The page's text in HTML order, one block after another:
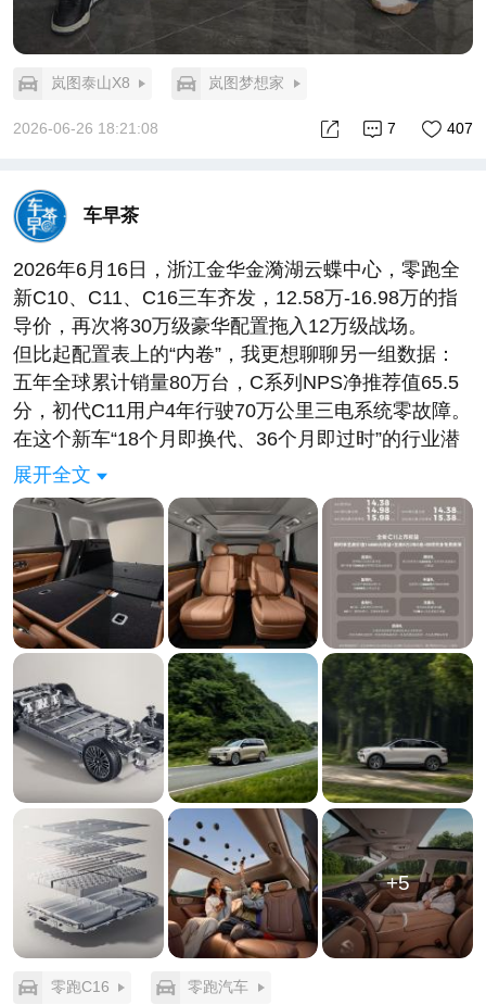
所以回到开头那个问题。
这届年轻人为什么不为面子交税了？因为他们算清了
这笔账：真正的面子，不是别人看你开什么车，而是
一台车，如果能在你下班累成狗的时候，用14点按摩
1330公里的底气；能在你突发状况时自己靠边停车、
呼叫救援——这台车给你的，不是“面子”，是随时可
这种确定性，比车标值钱多了。
而这，才是小鹏MONA L03真正想说的话。#何小鹏称
MONAL03预售价接近上市价##小鹏MONA L03预售
14.38万元起
岚图泰山X8 岚图梦想家
2026-06-26 18:21:08 407
7
车早茶
2026年6月16日，浙江金华金漪湖云蝶中心，零跑全
新C10、C11、C16三车齐发，12.58万-16.98万的指
导价，再次将30万级豪华配置拖入12万级战场。
但比起配置表上的“内卷”，我更想聊聊另一组数据：
五年全球累计销量80万台，C系列NPS净推荐值65.5
分，初代C11用户4年行驶70万公里三电系统零故障。
在这个新车“18个月即换代、36个月即过时”的行业潜
规则里，零跑C系列凭什么能穿越“死亡谷”，成为300
余款SUV竞争中为数不多的“长青家族”？
我的观点是：零跑做对了一件反行业直觉的事——
用“慢迭代”对抗“快消费”，用“技术复利”替代“配置军
备”。
当友商每年推一款全新车型、用炫技式创新收割流量
时，零跑C系列五年只做三次系统性迭代，每一次升
级都围绕同一个核心：12-20万家用SUV的真实场景
痛点。这不是“挤牙膏”，而是“深挖井”。
什么叫深挖？全新C16针对六口之家的“三排小板凳”痛
点，将三排坐垫高度做到95mm、脚部空隙95mm，靠
背支持10°调节，让第三排从“应急座”变成“常驻座”。
全新C10为家庭用户标配前排双124°零重力座椅，副
驾后方折叠小桌板、后排Mini Bar、23处储物空间
——这些细节不是炫技，是“带过娃的人”才懂的设
计。
什么叫技术复利？从CTC 1.0到CTC 2.0 Plus，从
8155到8295+8650双旗舰芯片，从基础L2到“车位到
车位”全闭环领航，零跑不是每年推翻重来，而是在同
展开全文
+5
零跑C16 零跑汽车